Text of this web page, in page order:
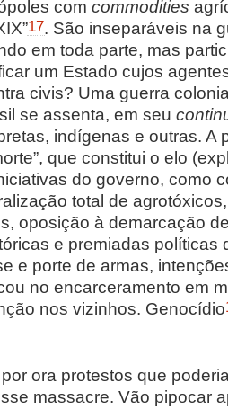
com commodities
17. São inseparáveis na
em toda parte, mas
um Estado cujos
civis? Uma guerra
se assenta, em seu
indígenas e outras. A
que constitui o elo
do governo, como
total de
oposição à demarcação
e premiadas políticas
e porte de armas,
no encarceramento em
nos vizinhos. Genocídio
ora protestos que
massacre. Vão pipocar